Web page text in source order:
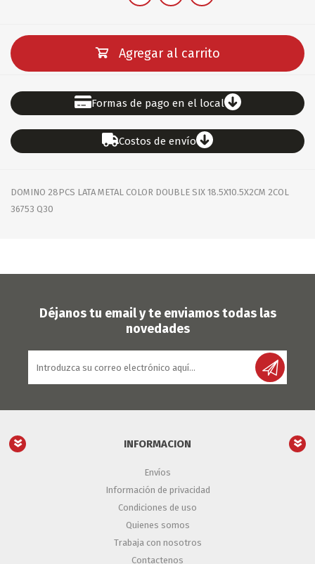
Agregar al carrito
Formas de pago en el local
Costos de envío
DOMINO 28PCS LATA METAL COLOR DOUBLE SIX 18.5X10.5X2CM 2COL
36753 Q30
Déjanos tu email y te enviamos todas las
novedades
INFORMACION
Envíos
Información de privacidad
Condiciones de uso
Quienes somos
Trabaja con nosotros
Contactenos